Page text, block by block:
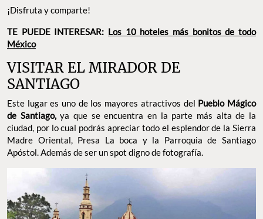
¡Disfruta y comparte!
TE PUEDE INTERESAR: Los 10 hoteles más bonitos de todo
México
VISITAR EL MIRADOR DE
SANTIAGO
Este lugar es uno de los mayores atractivos del Pueblo Mágico
de Santiago,ya que se encuentra en la parte más alta de la
ciudad, por lo cual podrás apreciar todo el esplendor de la Sierra
Madre Oriental, Presa La boca y la Parroquia de Santiago
Apóstol. Además de ser un spot digno de fotografía.